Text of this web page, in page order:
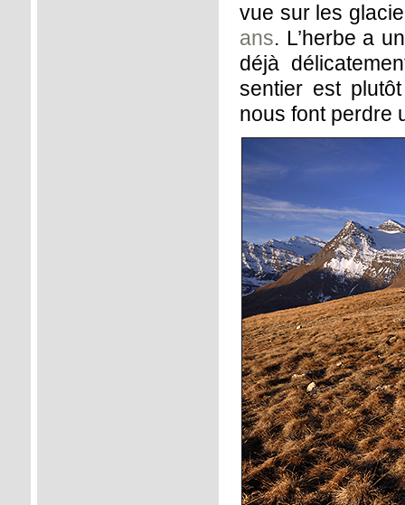
vue sur les
ans. L’herbe a
déjà
sentier est
nous font perdre